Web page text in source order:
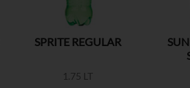
SPRITE REGULAR
1.75 LT